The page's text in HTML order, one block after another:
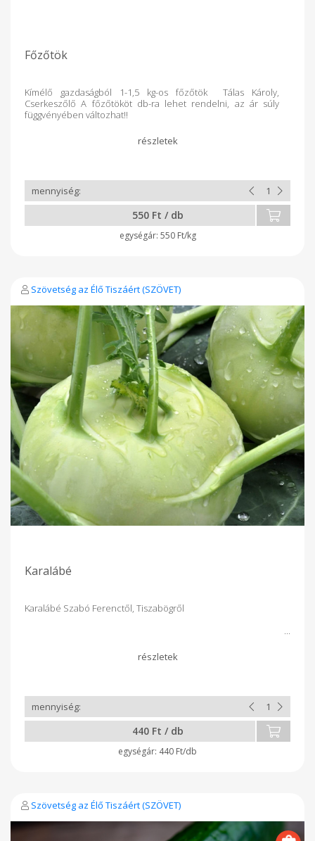
Főzőtök
Kímélő gazdaságból 1-1,5 kg-os főzőtök Tálas Károly,
Cserkeszőlő A főzőtököt db-ra lehet rendelni, az ár súly
függvényében változhat!!
550 Ft / db
550 Ft/kg
Szövetség az Élő Tiszáért (SZÖVET)
Karalábé
Karalábé Szabó Ferenctől, Tiszabögről
440 Ft / db
440 Ft/db
Szövetség az Élő Tiszáért (SZÖVET)